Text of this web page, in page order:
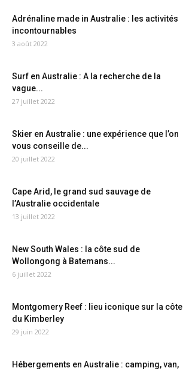
Adrénaline made in Australie : les activités
incontournables
3 août 2022
Surf en Australie : A la recherche de la
vague...
27 juillet 2022
Skier en Australie : une expérience que l’on
vous conseille de...
20 juillet 2022
Cape Arid, le grand sud sauvage de
l’Australie occidentale
13 juillet 2022
New South Wales : la côte sud de
Wollongong à Batemans...
6 juillet 2022
Montgomery Reef : lieu iconique sur la côte
du Kimberley
29 juin 2022
Hébergements en Australie : camping, van,